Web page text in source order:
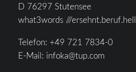
D 76297 Stutensee
what3words ///ersehnt.beruf.hell
Telefon: +49 721 7834-0
E-Mail: infoka@tup.com